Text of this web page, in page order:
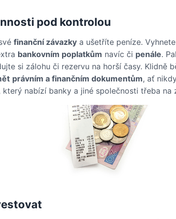
pod kontrolou
finanční závazky a ušetříte peníze.
bankovním poplatkům navíc či penále.
si zálohu či rezervu na horší časy. Klidně
právním a finančním dokumentům, ať
který nabízí banky a jiné společnosti třeba na